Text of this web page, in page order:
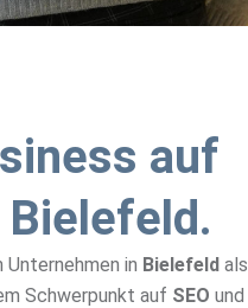
auf
in Bielefeld als
Schwerpunkt auf SEO und